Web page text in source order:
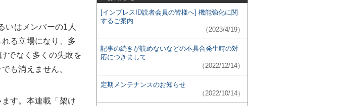
いはメンバーの1人
る立場になり、多
でなく多くの失敗を
も消えません。
す。本連載「架け
[インプレスID読者会員の皆様へ] 機能強化に関
するご案内
（2023/4/19）
記事の続きが読めないなどの不具合発生時の対
応につきまして
（2022/12/14）
定期メンテナンスのお知らせ
（2022/10/14）